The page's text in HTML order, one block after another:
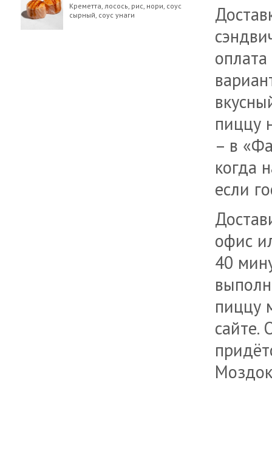
Креметта, лосось, рис, нори, соус
сырный, соус унаги
пиццу
– в
когда
если
офис
40
пиццу
сайте.